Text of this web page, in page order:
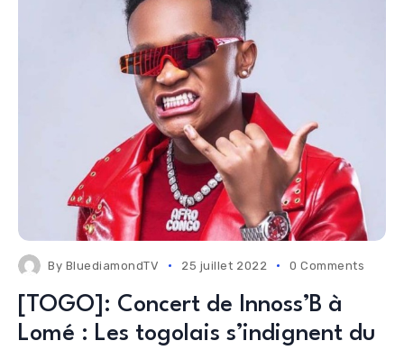
By BluediamondTV 25 juillet 2022 0 Comments
[TOGO]: Concert de Innoss’B à
Lomé : Les togolais s’indignent du